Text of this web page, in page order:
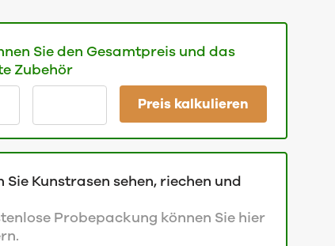
Sie den Gesamtpreis und das
Zubehör
Preis kalkulieren
Sie Kunstrasen sehen, riechen und
Probepackung können Sie hier